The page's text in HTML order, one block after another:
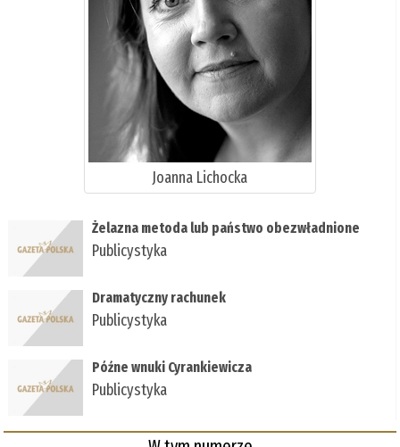
Joanna Lichocka
Żelazna metoda lub państwo obezwładnione
Publicystyka
Dramatyczny rachunek
Publicystyka
Późne wnuki Cyrankiewicza
Publicystyka